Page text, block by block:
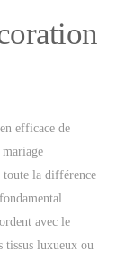
efficace de
la différence
avec le
tissus luxueux ou